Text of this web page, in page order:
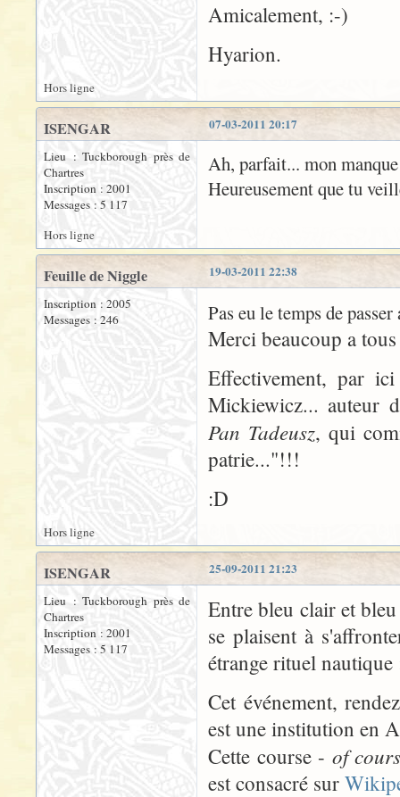
Amicalement, :-)
Hyarion.
Hors ligne
07-03-2011 20:17
ISENGAR
Lieu : Tuckborough près de
Chartres
Inscription : 2001
Messages : 5 117
Ah, parfait... mon
Heureusement que tu
Hors ligne
19-03-2011 22:38
Feuille de Niggle
Inscription : 2005
Messages : 246
Pas eu le temps de passer
Merci beaucoup a
Effectivement, par
Mickiewicz... auteur
Pan Tadeusz, qui
patrie..."!!!
:D
Hors ligne
25-09-2011 21:23
ISENGAR
Lieu : Tuckborough près de
Chartres
Inscription : 2001
Messages : 5 117
Entre bleu clair et
se plaisent à
étrange rituel
Cet événement,
est une institution en
Cette course - of
est consacré sur